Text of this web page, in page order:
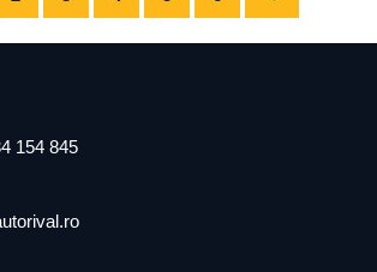
154 845